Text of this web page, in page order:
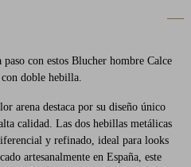
con estos Blucher hombre Calce
con doble hebilla.
arena destaca por su diseño único
calidad. Las dos hebillas metálicas
y refinado, ideal para looks
artesanalmente en España, este